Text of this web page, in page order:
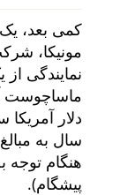
کمی بعد، یک
مونیکا،
نمایندگی
دلار
سال به
هنگام توجه
پیشگام).